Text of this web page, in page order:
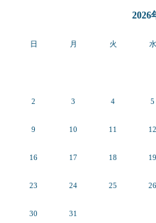
2026
日 月 火 水
2 3 4 5
9 10 11 12
16 17 18 19
23 24 25 26
30 31